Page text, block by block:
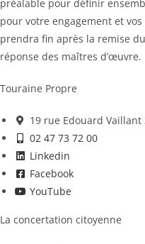
préalable pour définir
pour votre engagement et
prendra fin après la remise
réponse des maîtres d’œuvre.
Touraine Propre
19 rue Edouard Vaillant
02 47 73 72 00
Linkedin
Facebook
YouTube
La concertation citoyenne